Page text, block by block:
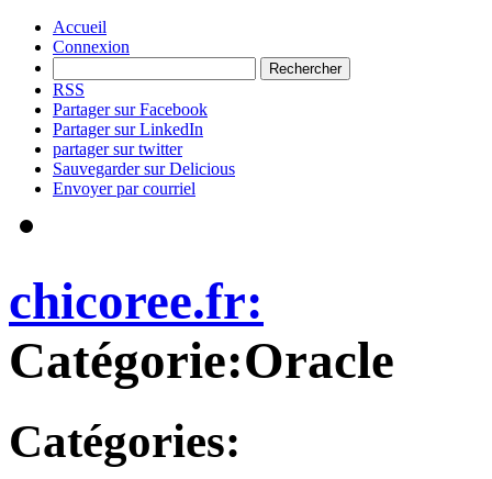
Accueil
Connexion
RSS
Partager sur Facebook
Partager sur LinkedIn
partager sur twitter
Sauvegarder sur Delicious
Envoyer par courriel
chicoree.fr:
Catégorie:Oracle
Catégories: